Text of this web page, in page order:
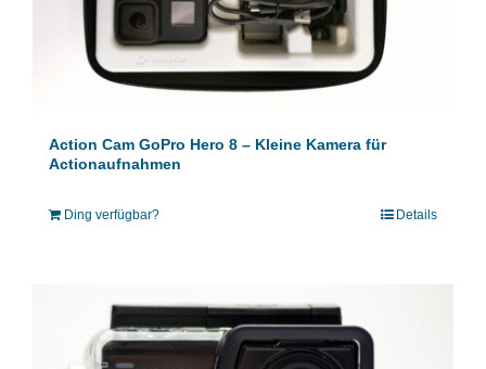
Action Cam GoPro Hero 8 – Kleine Kamera für
Actionaufnahmen
Ding verfügbar? Details